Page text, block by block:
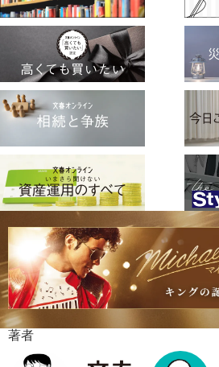
著者